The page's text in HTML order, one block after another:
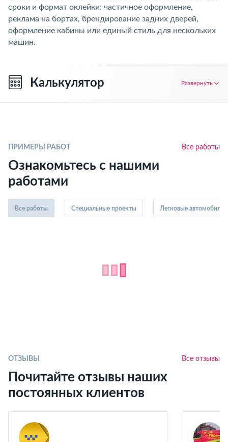
сроки и формат оклейки: частичное оформление,
реклама на бортах, брендирование задних дверей,
оформление кабины или единый стиль для нескольких
машин.
Калькулятор Развернуть
ПРИМЕРЫ РАБОТ Все работы
Ознакомьтесь с нашими
работами
Все работы Специальные проекты Легковые автомобили
ОТЗЫВЫ Все отзывы
Почитайте отзывы наших
постоянных клиентов